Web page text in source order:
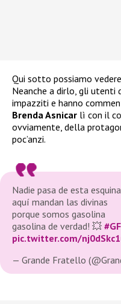
Qui sotto possiamo
Neanche a dirlo, gli
impazziti e hanno
Brenda Asnicar lì con il
ovviamente, della
poc’anzi.
Nadie pasa de esta esquina
aquí mandan las divinas
porque somos gasolina
gasolina de verdad! 💥
pic.twitter.com/
— Grande Fratello